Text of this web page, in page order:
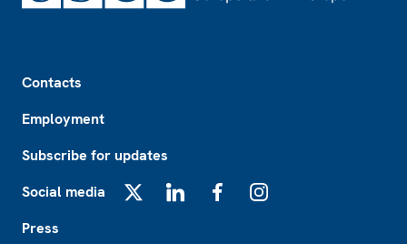
Contacts
Employment
Subscribe for updates
Social media
Press